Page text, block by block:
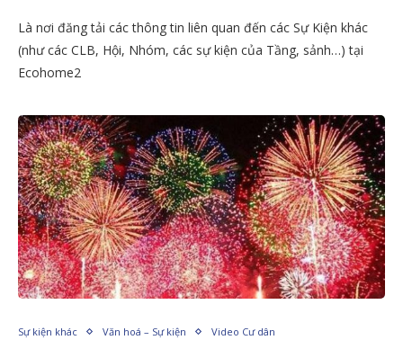
Là nơi đăng tải các thông tin liên quan đến các Sự Kiện khác
(như các CLB, Hội, Nhóm, các sự kiện của Tầng, sảnh…) tại
Ecohome2
Sự kiện khác Văn hoá – Sự kiện Video Cư dân